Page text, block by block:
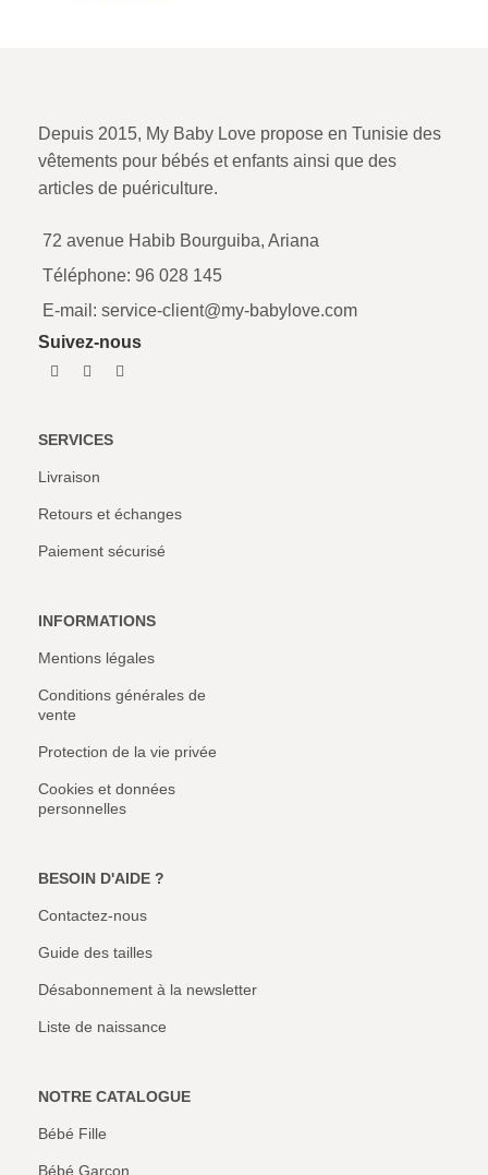
Depuis 2015, My Baby Love propose en Tunisie des
vêtements pour bébés et enfants ainsi que des
articles de puériculture.
72 avenue Habib Bourguiba, Ariana
Téléphone: 96 028 145
E-mail: service-client@my-babylove.com
Suivez-nous
SERVICES
Livraison
Retours et échanges
Paiement sécurisé
INFORMATIONS
Mentions légales
Conditions générales de
vente
Protection de la vie privée
Cookies et données
personnelles
BESOIN D'AIDE ?
Contactez-nous
Guide des tailles
Désabonnement à la newsletter
Liste de naissance
NOTRE CATALOGUE
Bébé Fille
Bébé Garçon